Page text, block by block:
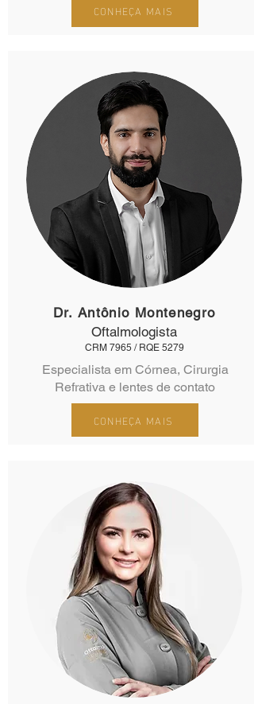
CONHEÇA MAIS
Dr. Antônio Montenegro
Oftalmologista
CRM 7965 / RQE 5279
Especialista em Córnea, Cirurgia
Refrativa e lentes de contato
CONHEÇA MAIS